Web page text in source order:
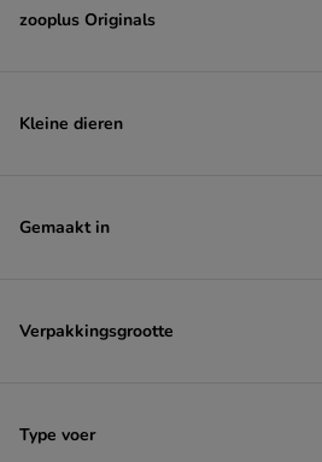
zooplus Originals
Kleine dieren
Gemaakt in
Verpakkingsgrootte
Type voer